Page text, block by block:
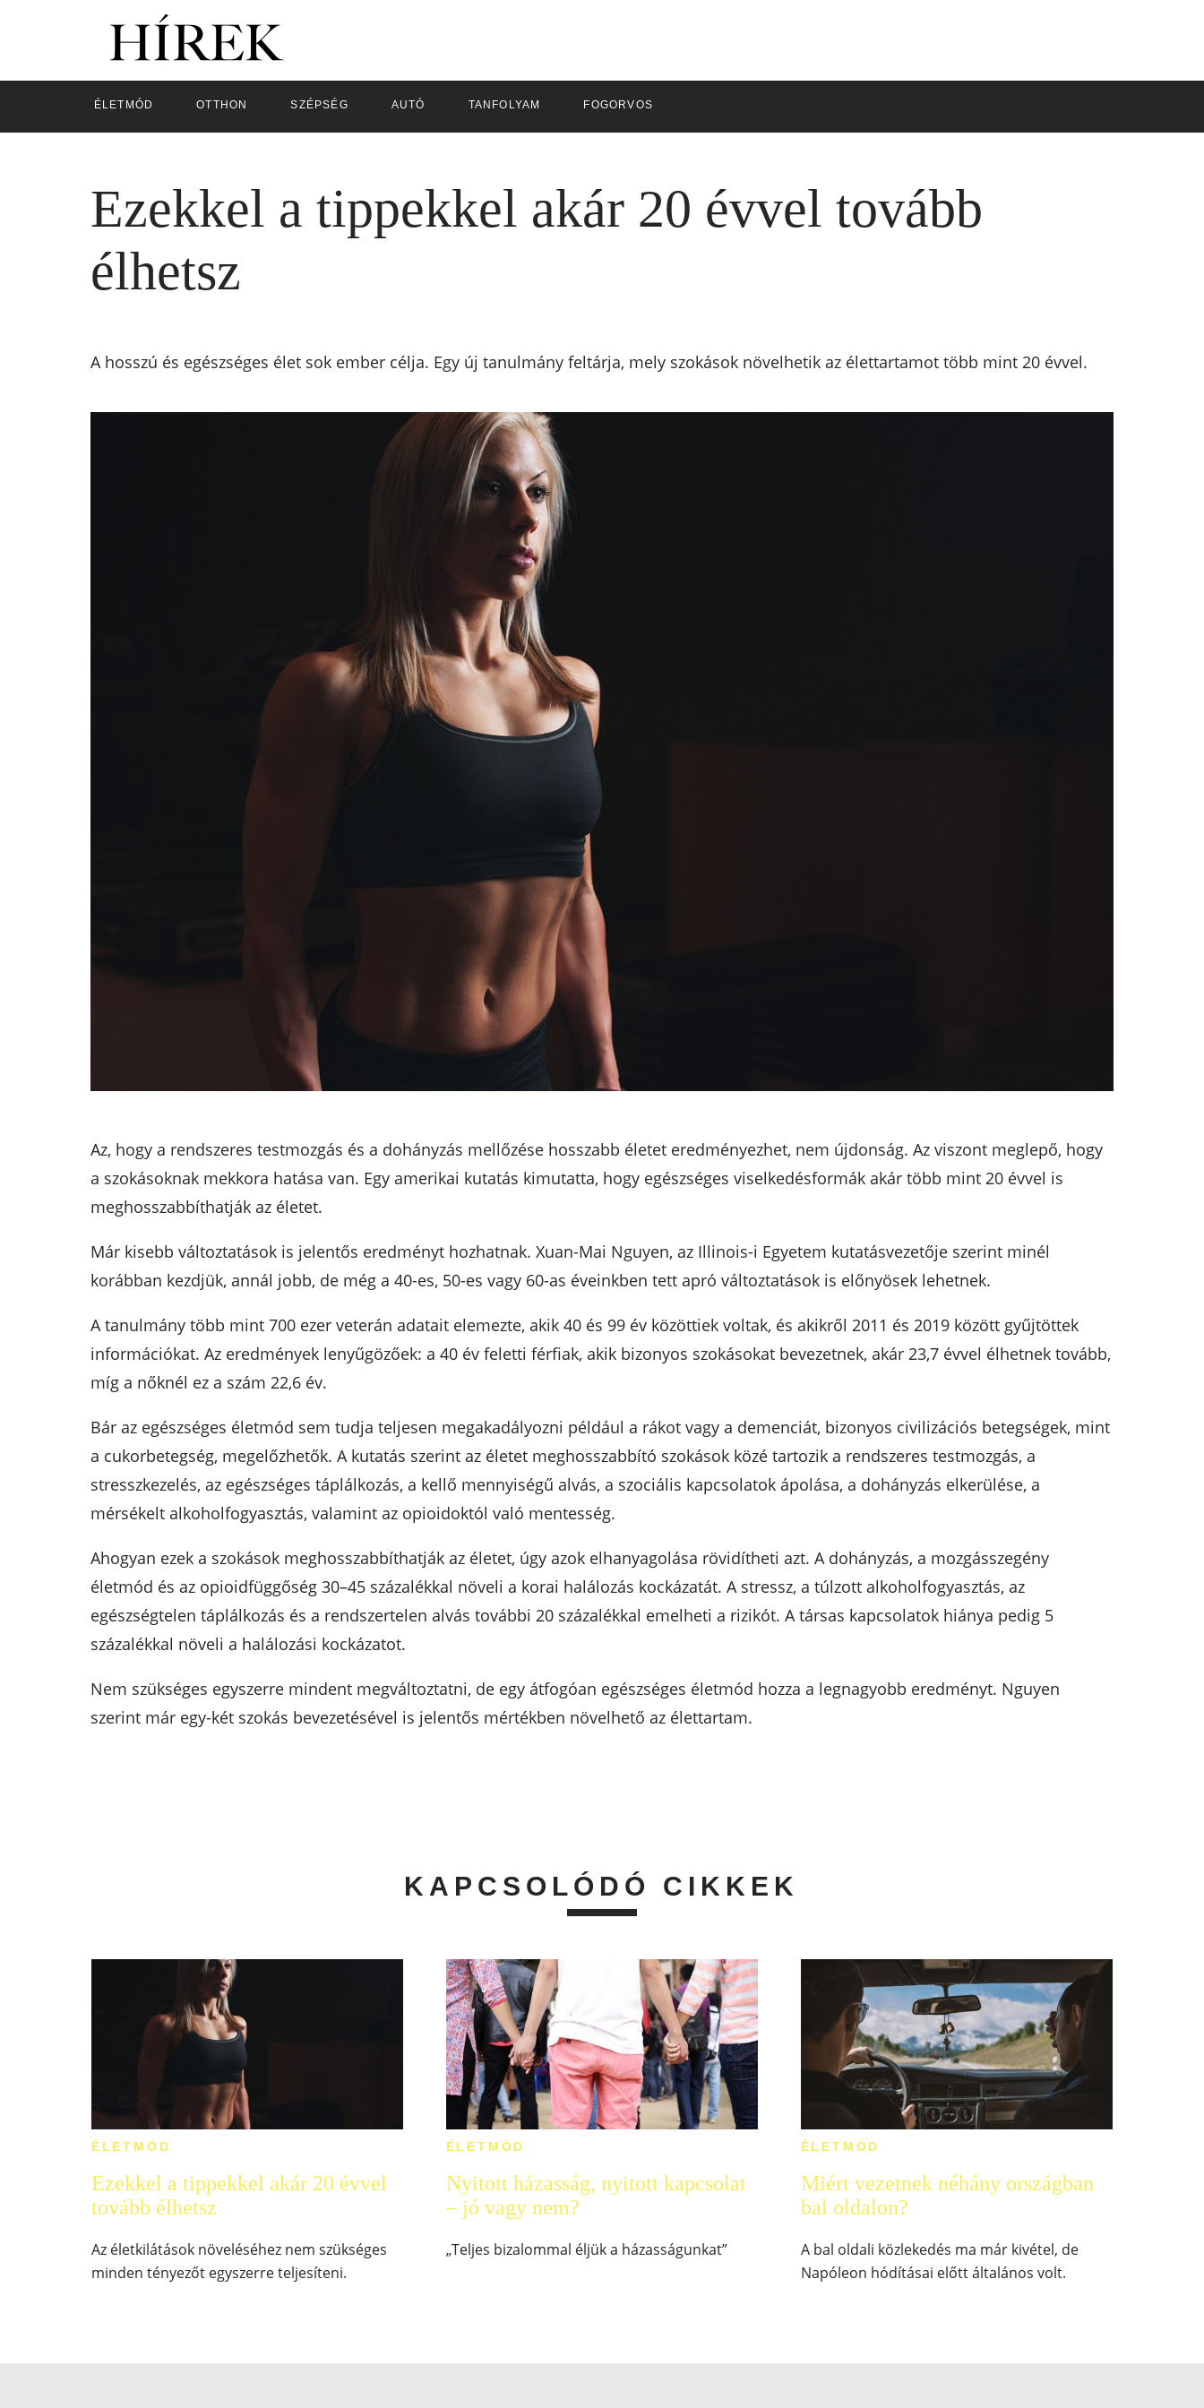
ÉLETMÓD OTTHON SZÉPSÉG AUTÓ TANFOLYAM FOGORVOS
Ezekkel a tippekkel akár 20 évvel tovább
élhetsz
A hosszú és egészséges élet sok ember célja. Egy új tanulmány feltárja, mely szokások növelhetik az élettartamot több mint 20 évvel.
Az, hogy a rendszeres testmozgás és a dohányzás mellőzése hosszabb életet eredményezhet, nem újdonság. Az viszont meglepő, hogy
a szokásoknak mekkora hatása van. Egy amerikai kutatás kimutatta, hogy egészséges viselkedésformák akár több mint 20 évvel is
meghosszabbíthatják az életet.
Már kisebb változtatások is jelentős eredményt hozhatnak. Xuan-Mai Nguyen, az Illinois-i Egyetem kutatásvezetője szerint minél
korábban kezdjük, annál jobb, de még a 40-es, 50-es vagy 60-as éveinkben tett apró változtatások is előnyösek lehetnek.
A tanulmány több mint 700 ezer veterán adatait elemezte, akik 40 és 99 év közöttiek voltak, és akikről 2011 és 2019 között gyűjtöttek
információkat. Az eredmények lenyűgözőek: a 40 év feletti férfiak, akik bizonyos szokásokat bevezetnek, akár 23,7 évvel élhetnek tovább,
míg a nőknél ez a szám 22,6 év.
Bár az egészséges életmód sem tudja teljesen megakadályozni például a rákot vagy a demenciát, bizonyos civilizációs betegségek, mint
a cukorbetegség, megelőzhetők. A kutatás szerint az életet meghosszabbító szokások közé tartozik a rendszeres testmozgás, a
stresszkezelés, az egészséges táplálkozás, a kellő mennyiségű alvás, a szociális kapcsolatok ápolása, a dohányzás elkerülése, a
mérsékelt alkoholfogyasztás, valamint az opioidoktól való mentesség.
Ahogyan ezek a szokások meghosszabbíthatják az életet, úgy azok elhanyagolása rövidítheti azt. A dohányzás, a mozgásszegény
életmód és az opioidfüggőség 30–45 százalékkal növeli a korai halálozás kockázatát. A stressz, a túlzott alkoholfogyasztás, az
egészségtelen táplálkozás és a rendszertelen alvás további 20 százalékkal emelheti a rizikót. A társas kapcsolatok hiánya pedig 5
százalékkal növeli a halálozási kockázatot.
Nem szükséges egyszerre mindent megváltoztatni, de egy átfogóan egészséges életmód hozza a legnagyobb eredményt. Nguyen
szerint már egy-két szokás bevezetésével is jelentős mértékben növelhető az élettartam.
KAPCSOLÓDÓ CIKKEK
ÉLETMÓD
Ezekkel a tippekkel akár 20 évvel
tovább élhetsz
Az életkilátások növeléséhez nem szükséges
minden tényezőt egyszerre teljesíteni.
ÉLETMÓD
Nyitott házasság, nyitott kapcsolat
– jó vagy nem?
„Teljes bizalommal éljük a házasságunkat”
ÉLETMÓD
Miért vezetnek néhány országban
bal oldalon?
A bal oldali közlekedés ma már kivétel, de
Napóleon hódításai előtt általános volt.